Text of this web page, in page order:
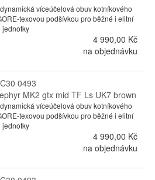
víceúčelová obuv kotníkového
texovou podšívkou pro běžné i elitní
jednotky
4 990,00 Kč
na objednávku
0493
MK2 gtx mid TF Ls UK7 brown
víceúčelová obuv kotníkového
texovou podšívkou pro běžné i elitní
jednotky
4 990,00 Kč
na objednávku